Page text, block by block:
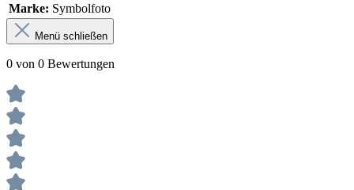
Marke: Symbolfoto
Menü schließen
0 von 0 Bewertungen